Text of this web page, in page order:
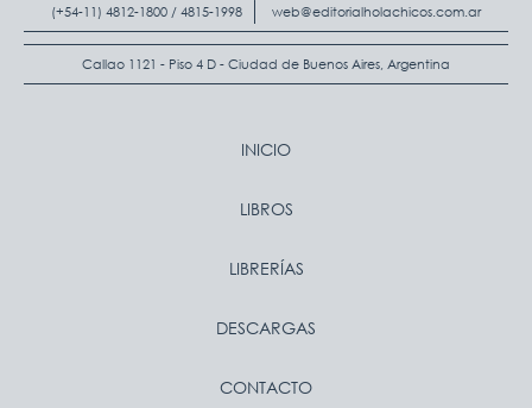
(+54-11) 4812-1800 / 4815-1998 web@editorialholachicos.com.ar
Callao 1121 - Piso 4 D - Ciudad de Buenos Aires, Argentina
INICIO
LIBROS
LIBRERÍAS
DESCARGAS
CONTACTO